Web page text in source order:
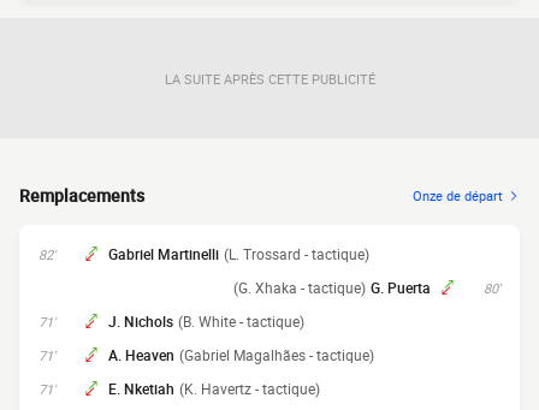
LA SUITE APRÈS CETTE PUBLICITÉ
Remplacements Onze de départ
82' Gabriel Martinelli (L. Trossard - tactique)
80'
G. Puerta
(G. Xhaka - tactique)
71' J. Nichols (B. White - tactique)
71' A. Heaven (Gabriel Magalhães - tactique)
71' E. Nketiah (K. Havertz - tactique)